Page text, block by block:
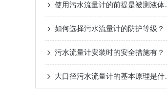
使用污
如何选择污水流量计的防护等级？
污水流量计安装时的安全措施有？
大口径